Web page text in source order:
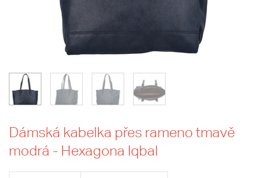
Dámská kabelka přes rameno tmavě
modrá - Hexagona Iqbal